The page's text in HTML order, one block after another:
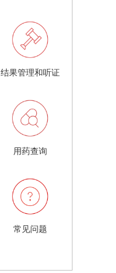
结果管理和听证
用药查询
常见问题